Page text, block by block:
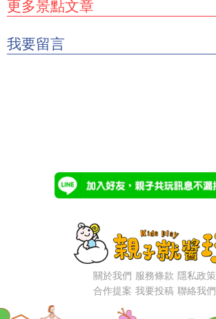
更多景點文章
我要留言
關於我們 服務條款 隱私政策
合作提案 我要投稿 聯絡我們